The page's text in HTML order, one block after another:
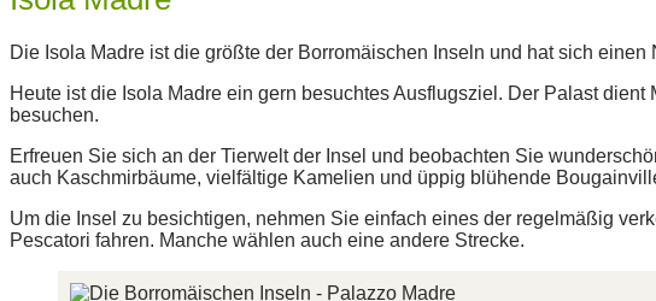
Die Isola Madre ist die größte der Borromäischen Inseln und hat sich
Heute ist die Isola Madre ein gern besuchtes Ausflugsziel. Der Palast
besuchen.
Erfreuen Sie sich an der Tierwelt der Insel und beobachten Sie
auch Kaschmirbäume, vielfältige Kamelien und üppig blühende
Um die Insel zu besichtigen, nehmen Sie einfach eines der regelmäßig
Pescatori fahren. Manche wählen auch eine andere Strecke.